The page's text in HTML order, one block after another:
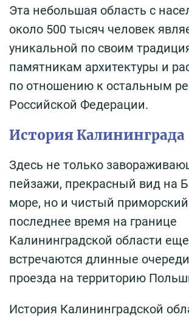
Эта небольшая область с
около 500 тысяч человек
уникальной по своим
памятникам архитектуры и
по отношению к остальным
Российской Федерации.
История Калининграда
Здесь не только
пейзажи, прекрасный вид на
море, но и чистый приморский
последнее время на границе
Калининградской области
встречаются длинные
проезда на территорию
История Калининградской